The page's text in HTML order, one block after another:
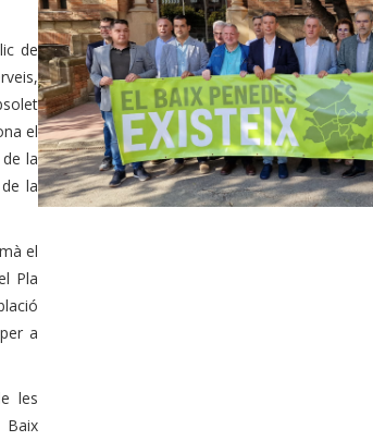
de
el
la
la
el
Pla
a
les
Baix